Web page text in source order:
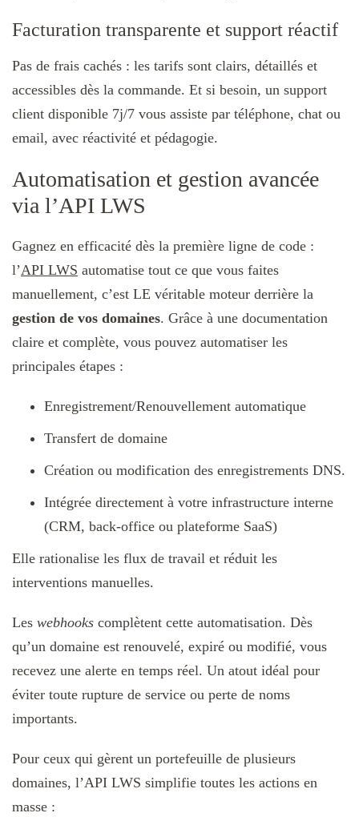
Facturation transparente et support réactif
Pas de frais cachés : les tarifs sont clairs, détaillés et
accessibles dès la commande. Et si besoin, un support
client disponible 7j/7 vous assiste par téléphone, chat ou
email, avec réactivité et pédagogie.
Automatisation et gestion avancée
via l’API LWS
Gagnez en efficacité dès la première ligne de code :
l’API LWS automatise tout ce que vous faites
manuellement, c’est LE véritable moteur derrière la
gestion de vos domaines. Grâce à une documentation
claire et complète, vous pouvez automatiser les
principales étapes :
Enregistrement/Renouvellement automatique
Transfert de domaine
Création ou modification des enregistrements DNS.
Intégrée directement à votre infrastructure interne
(CRM, back‑office ou plateforme SaaS)
Elle rationalise les flux de travail et réduit les
interventions manuelles.
Les webhooks complètent cette automatisation. Dès
qu’un domaine est renouvelé, expiré ou modifié, vous
recevez une alerte en temps réel. Un atout idéal pour
éviter toute rupture de service ou perte de noms
importants.
Pour ceux qui gèrent un portefeuille de plusieurs
domaines, l’API LWS simplifie toutes les actions en
masse :